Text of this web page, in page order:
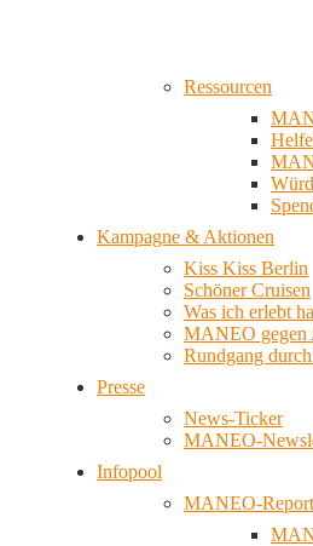
Ressourcen
Kampagne & Aktionen
Kiss Kiss Berlin
Schöner Cruisen
Was ich erlebt
MANEO gegen
Rundgang
Presse
News-Ticker
MANEO-
Infopool
MANEO-